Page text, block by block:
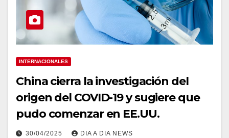
INTERNACIONALES
China cierra la investigación del
origen del COVID-19 y sugiere que
pudo comenzar en EE.UU.
30/04/2025 DIA A DIA NEWS